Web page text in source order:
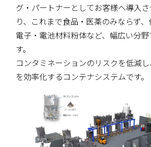
グ・パートナーとしてお客様へ導入
り、これまで食品・医薬のみならず
電子・電池材料粉体など、幅広い分
す。
コンタミネーションのリスクを低減
を効率化するコンテナシステムです。